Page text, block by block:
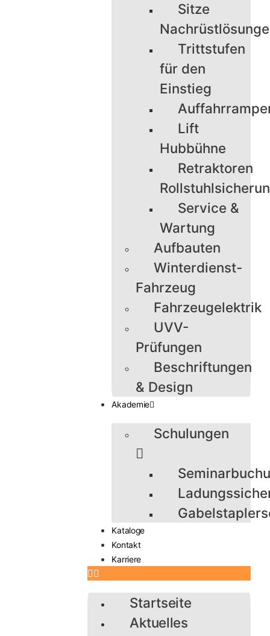
Sitze
Trittstufen
für den
Einstieg
Lift
Hubbühne
Retraktoren
Service &
Wartung
Aufbauten
Winterdienst-
Fahrzeug
Fahrzeugelektrik
UVV-
Prüfungen
Beschriftungen
& Design
Akademie
Schulungen
Kataloge
Kontakt
Karriere
Startseite
Aktuelles